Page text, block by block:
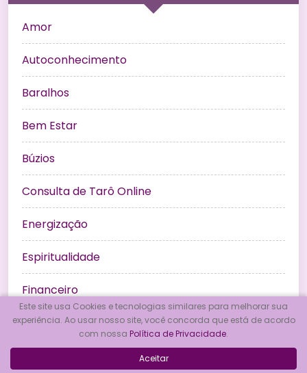
Amor
Autoconhecimento
Baralhos
Bem Estar
Búzios
Consulta de Tarô Online
Energização
Espiritualidade
Financeiro
Horóscopo
Este site usa Cookies e tecnologias similares para melhorar sua
experiência. Ao usar nosso site, você concorda que está de acordo
com nossa Política de Privacidade.
Aceitar